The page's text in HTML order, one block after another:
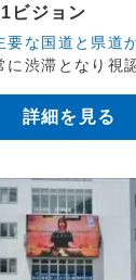
ビジョン
要な国道と県道
に渋滞となり視
詳細を見る